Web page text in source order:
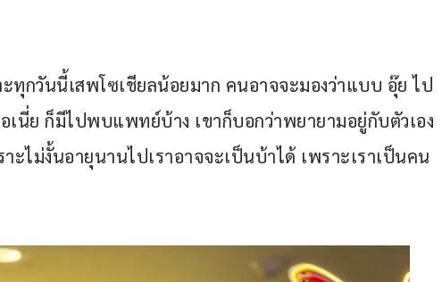
ะทุกวันนี้เสพโซเชียลน้อยมาก คนอาจจะมองว่าแบบ อุ๊ย ไป
นี่ย ก็มีไปพบแพทย์บ้าง เขาก็บอกว่าพยายามอยู่กับตัวเอง
ะไม่งั้นอายุนานไปเราอาจจะเป็นบ้าได้ เพราะเราเป็นคน